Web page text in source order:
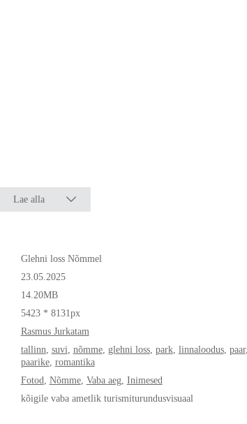
Lae alla
Glehni loss Nõmmel
23.05.2025
14.20MB
5423 * 8131px
Rasmus Jurkatam
tallinn suvi nõmme, glehni loss, park, linnaloodus, paar,
paarike, romantika
Fotod Nõmme, Vaba aeg, Inimesed
kõigile vaba ametlik turismiturundusvisuaal